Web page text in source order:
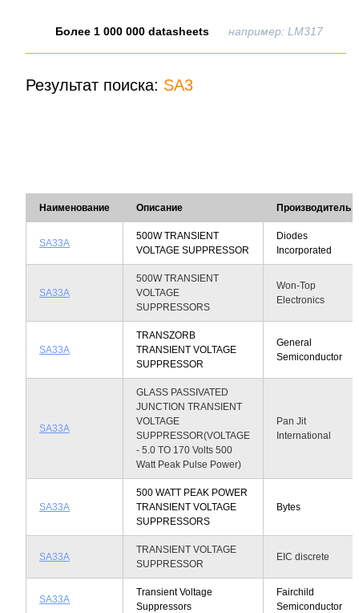
Более 1 000 000 datasheets например: LM317
Результат поиска: SA3
Наименование Описание Производитель
SA33A
500W TRANSIENT
VOLTAGE SUPPRESSOR
Diodes
Incorporated
SA33A
500W TRANSIENT
VOLTAGE
SUPPRESSORS
Won-Top
Electronics
SA33A
TRANSZORB
TRANSIENT VOLTAGE
SUPPRESSOR
General
Semiconductor
SA33A
GLASS PASSIVATED
JUNCTION TRANSIENT
VOLTAGE
SUPPRESSOR(VOLTAGE
- 5.0 TO 170 Volts 500
Watt Peak Pulse Power)
Pan Jit
International
SA33A
500 WATT PEAK POWER
TRANSIENT VOLTAGE
SUPPRESSORS
Bytes
SA33A
TRANSIENT VOLTAGE
SUPPRESSOR
EIC discrete
SA33A
Transient Voltage
Suppressors
Fairchild
Semiconductor